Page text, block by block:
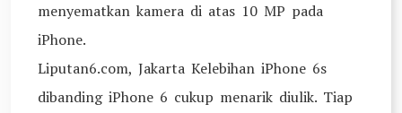
menyematkan kamera di atas 10 MP pada
iPhone.
Liputan6.com, Jakarta Kelebihan iPhone 6s
dibanding iPhone 6 cukup menarik diulik. Tiap